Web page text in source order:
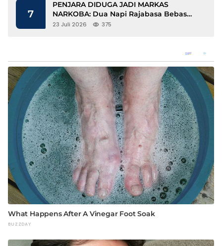
7
PENJARA DIDUGA JADI MARKAS
NARKOBA: Dua Napi Rajabasa Bebas
Gunakan HP, Muncul Dugaan
23 Juli 2026 375